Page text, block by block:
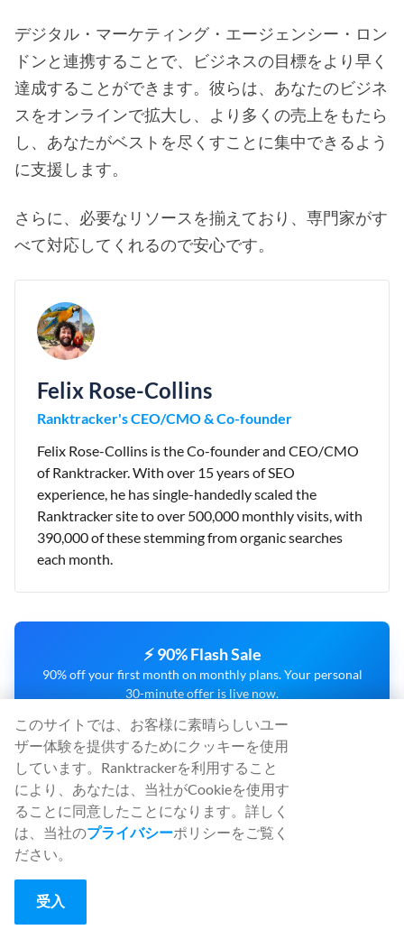
デジタル・マーケティング・エージェンシー・ロン
ドンと連携することで、ビジネスの目標をより早く
達成することができます。彼らは、あなたのビジネ
スをオンラインで拡大し、より多くの売上をもたら
し、あなたがベストを尽くすことに集中できるよう
に支援します。
さらに、必要なリソースを揃えており、専門家がす
べて対応してくれるので安心です。
Felix Rose-Collins
Ranktracker's CEO/CMO & Co-founder
Felix Rose-Collins is the Co-founder and CEO/CMO
of Ranktracker. With over 15 years of SEO
experience, he has single-handedly scaled the
Ranktracker site to over 500,000 monthly visits, with
390,000 of these stemming from organic searches
each month.
⚡ 90% Flash Sale
90% off your first month on monthly plans. Your personal
30-minute offer is live now.
OFFER ENDS IN:
00:29:43
CLAIM 90% OFF NOW
効果的なSEOを実現するオールインワ
ン・プラットフォーム
このサイトでは、お客様に素晴らしいユー
ザー体験を提供するためにクッキーを使用
しています。Ranktrackerを利用すること
により、あなたは、当社がCookieを使用す
ることに同意したことになります。詳しく
は、当社のプライバシーポリシーをご覧く
ださい。
受入